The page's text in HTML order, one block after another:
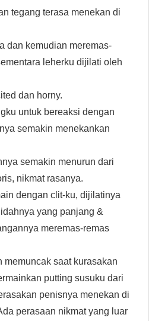
tegang terasa menekan di
dan kemudian meremas-
leherku dijilati oleh
dan horny.
untuk bereaksi dengan
semakin menekankan
semakin menurun dari
nikmat rasanya.
dengan clit-ku, dijilatinya
yang panjang &
meremas-remas
memuncak saat kurasakan
putting susuku dari
penisnya menekan di
perasaan nikmat yang luar